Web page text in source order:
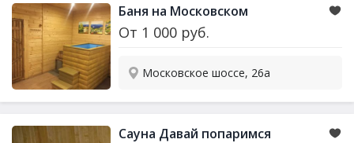
Баня на Московском
От 1 000 руб.
Московское шоссе, 26а
Сауна Давай попаримся